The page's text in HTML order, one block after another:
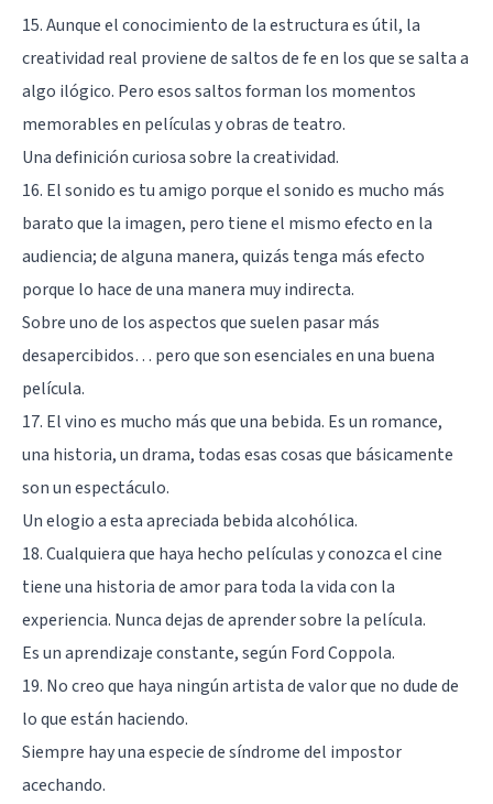
15. Aunque el conocimiento de la estructura es útil, la
creatividad real proviene de saltos de fe en los que se salta a
algo ilógico. Pero esos saltos forman los momentos
memorables en películas y obras de teatro.
Una definición curiosa sobre la creatividad.
16. El sonido es tu amigo porque el sonido es mucho más
barato que la imagen, pero tiene el mismo efecto en la
audiencia; de alguna manera, quizás tenga más efecto
porque lo hace de una manera muy indirecta.
Sobre uno de los aspectos que suelen pasar más
desapercibidos… pero que son esenciales en una buena
película.
17. El vino es mucho más que una bebida. Es un romance,
una historia, un drama, todas esas cosas que básicamente
son un espectáculo.
Un elogio a esta apreciada bebida alcohólica.
18. Cualquiera que haya hecho películas y conozca el cine
tiene una historia de amor para toda la vida con la
experiencia. Nunca dejas de aprender sobre la película.
Es un aprendizaje constante, según Ford Coppola.
19. No creo que haya ningún artista de valor que no dude de
lo que están haciendo.
Siempre hay una especie de síndrome del impostor
acechando.